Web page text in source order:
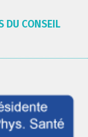
DU CONSEIL